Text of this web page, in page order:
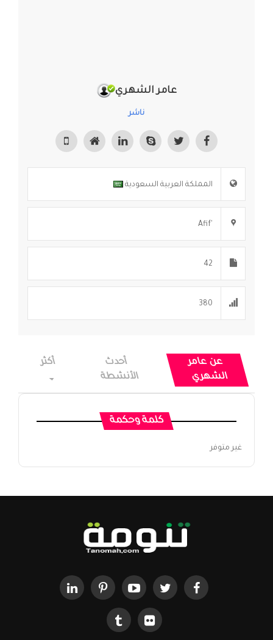
عامر الشهري
ناشر
المملكة العربية السعودية
42
380
عن عامر
الشهري
أحدث
الأنشطة
أكثر
كلمة وحكمة
غير متوفر